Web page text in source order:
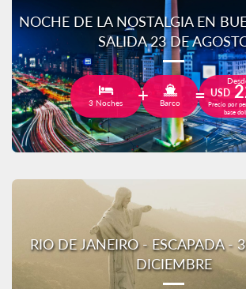
NOCHE DE LA NOSTALGIA EN
SALIDA 23 DE
3 Noches Barco
USD
Precio por
base
RIO DE JANEIRO - ESCAPADA -
DICIEMBRE